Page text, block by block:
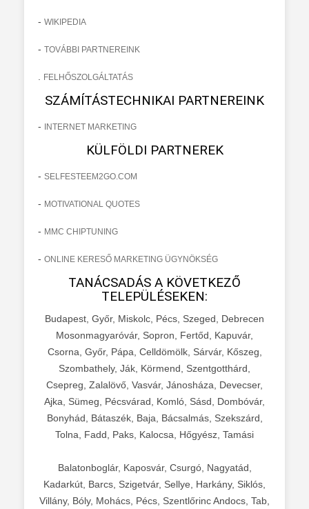
- WIKIPEDIA
- TOVÁBBI PARTNEREINK
FELHŐSZOLGÁLTATÁS
SZÁMÍTÁSTECHNIKAI PARTNEREINK
- INTERNET MARKETING
KÜLFÖLDI PARTNEREK
- SELFESTEEM2GO.COM
- MOTIVATIONAL QUOTES
- MMC CHIPTUNING
- ONLINE KERESŐ MARKETING ÜGYNÖKSÉG
TANÁCSADÁS A KÖVETKEZŐ
TELEPÜLÉSEKEN:
Budapest, Győr, Miskolc, Pécs, Szeged, Debrecen
Mosonmagyaróvár, Sopron, Fertőd, Kapuvár,
Csorna, Győr, Pápa, Celldömölk, Sárvár, Kőszeg,
Szombathely, Ják, Körmend, Szentgotthárd,
Csepreg, Zalalövő, Vasvár, Jánosháza, Devecser,
Ajka, Sümeg, Pécsvárad, Komló, Sásd, Dombóvár,
Bonyhád, Bátaszék, Baja, Bácsalmás, Szekszárd,
Tolna, Fadd, Paks, Kalocsa, Hőgyész, Tamási
Balatonboglár, Kaposvár, Csurgó, Nagyatád,
Kadarkút, Barcs, Szigetvár, Sellye, Harkány, Siklós,
Villány, Bóly, Mohács, Pécs, Szentlőrinc Andocs, Tab,